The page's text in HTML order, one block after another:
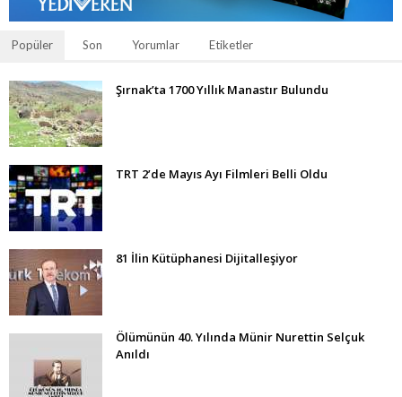
Popüler Son Yorumlar Etiketler
Şırnak’ta 1700 Yıllık Manastır Bulundu
TRT 2’de Mayıs Ayı Filmleri Belli Oldu
81 İlin Kütüphanesi Dijitalleşiyor
Ölümünün 40. Yılında Münir Nurettin Selçuk
Anıldı